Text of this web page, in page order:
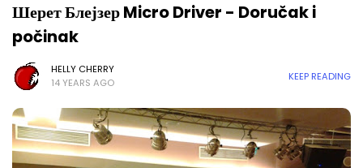
Шерет Блејзер Micro Driver - Doručak i
počinak
HELLY CHERRY
14 YEARS AGO
KEEP READING